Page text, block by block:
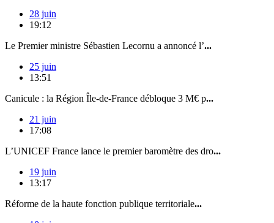
28 juin
19:12
Le Premier ministre Sébastien Lecornu a annoncé l’...
25 juin
13:51
Canicule : la Région Île-de-France débloque 3 M€ p...
21 juin
17:08
L’UNICEF France lance le premier baromètre des dro...
19 juin
13:17
Réforme de la haute fonction publique territoriale...